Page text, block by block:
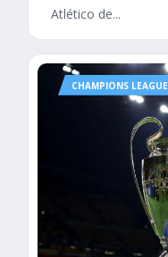
Atlético de...
CHAMPIONS LEAGUE